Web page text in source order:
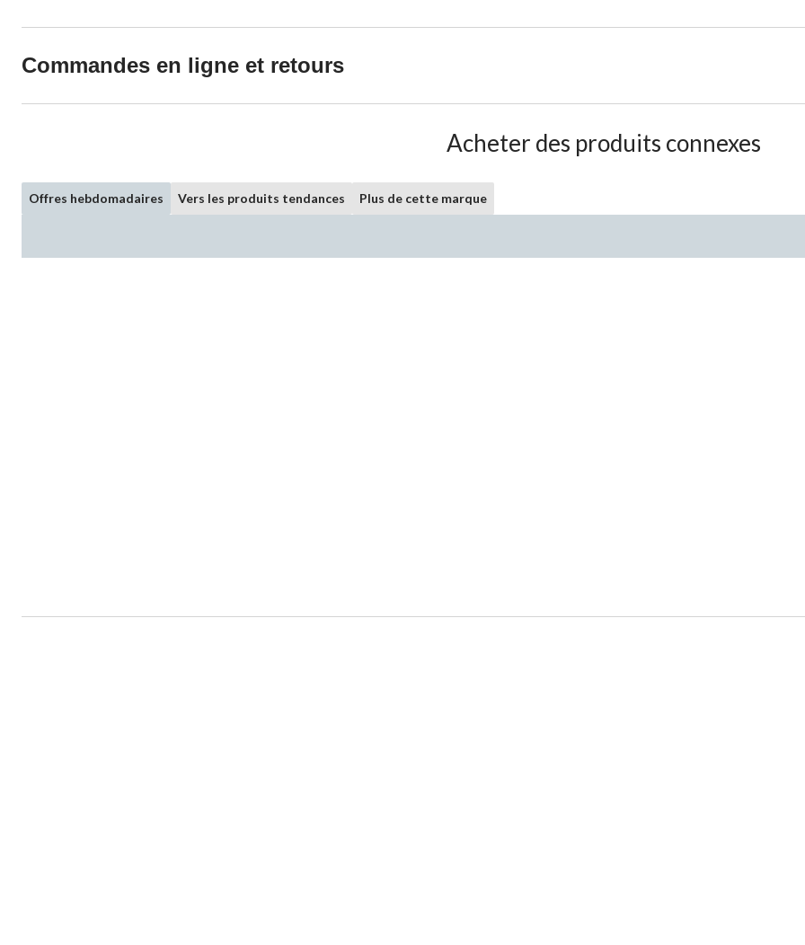
Commandes en ligne et retours
Acheter des produits connexes
Offres hebdomadaires Vers les produits tendances Plus de cette marque